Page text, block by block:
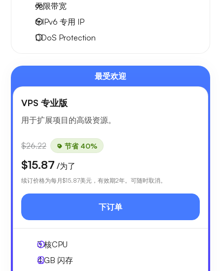
无限带宽
6 IPv6 专用 IP
DDoS Protection
最受欢迎
VPS 专业版
用于扩展项目的高级资源。
$26.22 节省 40%
$15.87 /为了
续订价格为每月$15.87美元，有效期2年。可随时取消。
下订单
3核CPU
4 GB 闪存